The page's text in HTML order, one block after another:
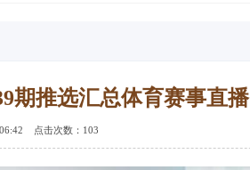
期推选汇总体育赛事直播
点击次数：103